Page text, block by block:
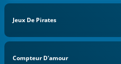
Jeux De Pirates
Compteur D'amour